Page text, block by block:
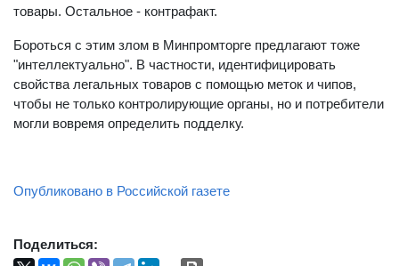
товары. Остальное - контрафакт.
Бороться с этим злом в Минпромторге предлагают тоже
"интеллектуально". В частности, идентифицировать
свойства легальных товаров с помощью меток и чипов,
чтобы не только контролирующие органы, но и потребители
могли вовремя определить подделку.
Опубликовано в Российской газете
Поделиться: